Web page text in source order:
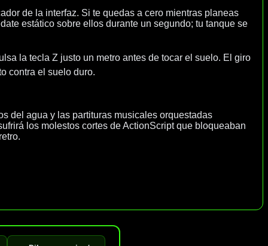
de la interfaz. Si te quedas a cero mientras planeas
estático sobre ellos durante un segundo; tu tanque se
la tecla Z justo un metro antes de tocar el suelo. El giro
contra el suelo duro.
del agua y las partituras musicales orquestadas
los molestos cortes de ActionScript que bloqueaban